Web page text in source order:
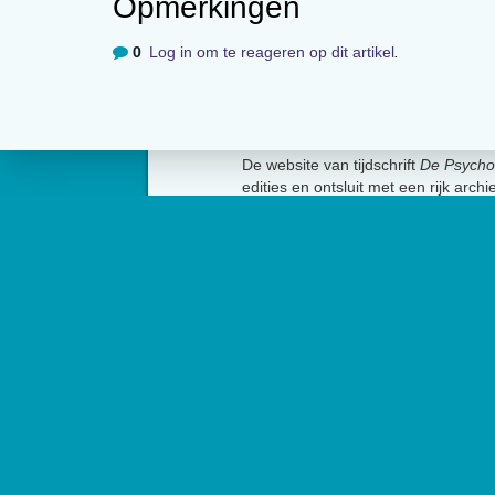
Opmerkingen
0 Log in om te reageren op dit artikel.
De website van tijdschrift De
edities en ontsluit met een rijk